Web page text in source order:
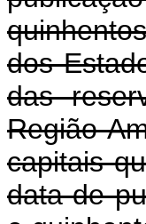
dos
das
Região
capitais
data de